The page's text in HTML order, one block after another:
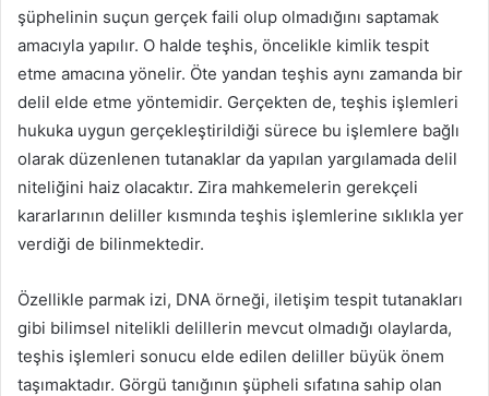
şüphelinin suçun gerçek faili olup olmadığını saptamak
amacıyla yapılır. O halde teşhis, öncelikle kimlik tespit
etme amacına yönelir. Öte yandan teşhis aynı zamanda bir
delil elde etme yöntemidir. Gerçekten de, teşhis işlemleri
hukuka uygun gerçekleştirildiği sürece bu işlemlere bağlı
olarak düzenlenen tutanaklar da yapılan yargılamada delil
niteliğini haiz olacaktır. Zira mahkemelerin gerekçeli
kararlarının deliller kısmında teşhis işlemlerine sıklıkla yer
verdiği de bilinmektedir.
Özellikle parmak izi, DNA örneği, iletişim tespit tutanakları
gibi bilimsel nitelikli delillerin mevcut olmadığı olaylarda,
teşhis işlemleri sonucu elde edilen deliller büyük önem
taşımaktadır. Görgü tanığının şüpheli sıfatına sahip olan